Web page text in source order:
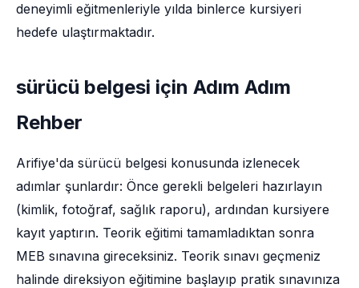
deneyimli eğitmenleriyle yılda binlerce kursiyeri
hedefe ulaştırmaktadır.
sürücü belgesi için Adım Adım
Rehber
Arifiye'da sürücü belgesi konusunda izlenecek
adımlar şunlardır: Önce gerekli belgeleri hazırlayın
(kimlik, fotoğraf, sağlık raporu), ardından kursiyere
kayıt yaptırın. Teorik eğitimi tamamladıktan sonra
MEB sınavına gireceksiniz. Teorik sınavı geçmeniz
halinde direksiyon eğitimine başlayıp pratik sınavınıza